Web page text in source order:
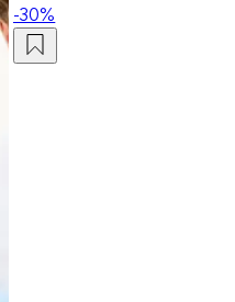
-30%